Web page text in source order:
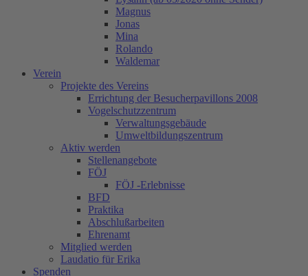
Magnus
Jonas
Mina
Rolando
Waldemar
Verein
Projekte des Vereins
Errichtung der Besucherpavillons 2008
Vogelschutzzentrum
Verwaltungsgebäude
Umweltbildungszentrum
Aktiv werden
Stellenangebote
FÖJ
FÖJ -Erlebnisse
BFD
Praktika
Abschlußarbeiten
Ehrenamt
Mitglied werden
Laudatio für Erika
Spenden